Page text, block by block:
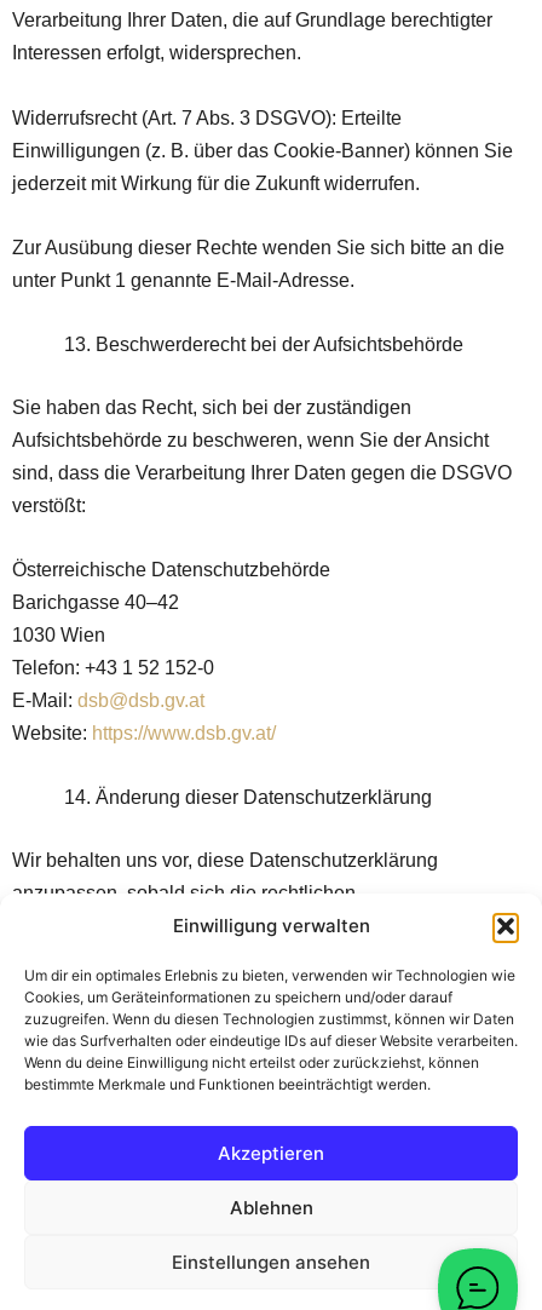
Einwilligung verwalten
Um dir ein optimales Erlebnis zu bieten, verwenden wir Technologien wie
Cookies, um Geräteinformationen zu speichern und/oder darauf
zuzugreifen. Wenn du diesen Technologien zustimmst, können wir Daten
wie das Surfverhalten oder eindeutige IDs auf dieser Website verarbeiten.
Wenn du deine Einwilligung nicht erteilst oder zurückziehst, können
bestimmte Merkmale und Funktionen beeinträchtigt werden.
Akzeptieren
Ablehnen
Einstellungen ansehen
Verarbeitung Ihrer Daten, die auf Grundlage berechtigter
Interessen erfolgt, widersprechen.
Widerrufsrecht (Art. 7 Abs. 3 DSGVO): Erteilte
Einwilligungen (z. B. über das Cookie-Banner) können Sie
jederzeit mit Wirkung für die Zukunft widerrufen.
Zur Ausübung dieser Rechte wenden Sie sich bitte an die
unter Punkt 1 genannte E-Mail-Adresse.
Beschwerderecht bei der Aufsichtsbehörde
Sie haben das Recht, sich bei der zuständigen
Aufsichtsbehörde zu beschweren, wenn Sie der Ansicht
sind, dass die Verarbeitung Ihrer Daten gegen die DSGVO
verstößt:
Österreichische Datenschutzbehörde
Barichgasse 40–42
1030 Wien
Telefon: +43 1 52 152-0
E-Mail: dsb@dsb.gv.at
Website: https://www.dsb.gv.at/
Änderung dieser Datenschutzerklärung
Wir behalten uns vor, diese Datenschutzerklärung
anzupassen, sobald sich die rechtlichen
Rahmenbedingungen oder die eingesetzten Dienste
abrufbar.
Datenschutz
Cookie-Richtlinie (EU)
Impressum
FAQ
Copyright © 2026 Pilates am Achensee | Powered by
Astra-WordPress-Theme